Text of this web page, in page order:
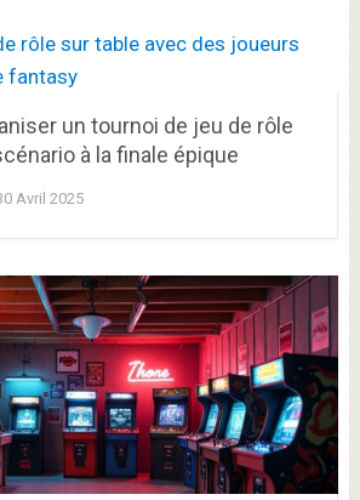
un tournoi de jeu de rôle
à la finale épique
Avril 2025